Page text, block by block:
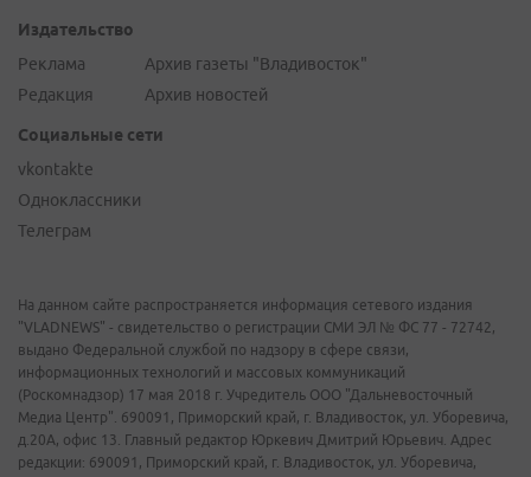
Издательство
Реклама
Редакция
Архив газеты "Владивосток"
Архив новостей
Социальные сети
vkontakte
Одноклассники
Телеграм
На данном сайте распространяется информация сетевого издания
"VLADNEWS" - свидетельство о регистрации СМИ ЭЛ № ФС 77 - 72742,
выдано Федеральной службой по надзору в сфере связи,
информационных технологий и массовых коммуникаций
(Роскомнадзор) 17 мая 2018 г. Учредитель ООО "Дальневосточный
Медиа Центр". 690091, Приморский край, г. Владивосток, ул. Уборевича,
д.20А, офис 13. Главный редактор Юркевич Дмитрий Юрьевич. Адрес
редакции: 690091, Приморский край, г. Владивосток, ул. Уборевича,